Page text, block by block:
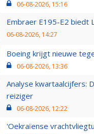
06-08-2026, 15:16
Embraer E195-E2 biedt
06-08-2026, 14:27
Boeing krijgt nieuwe
06-08-2026, 13:36
Analyse kwartaalcijfers:
reiziger
06-08-2026, 12:22
'Oekraïense